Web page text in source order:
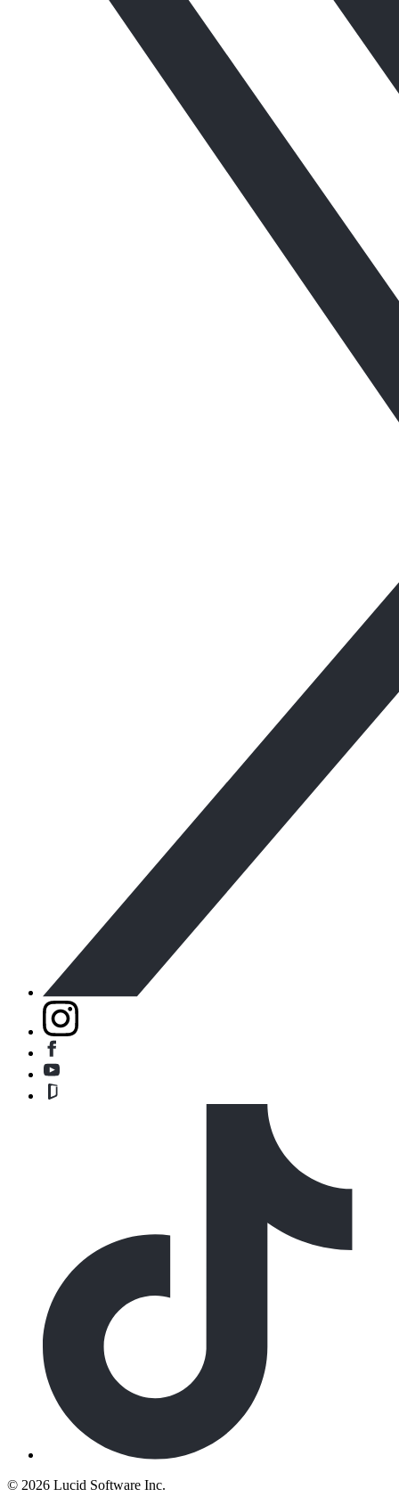
© 2026 Lucid Software Inc.